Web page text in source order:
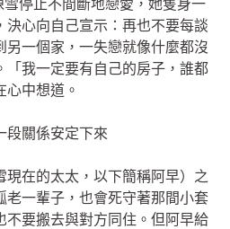
雪停止不間斷地戀愛，她隻身一
決心向自己宣示：再也不要每談
另一個家，一失戀就像什麼都沒
「我一定要有自己的房子，誰都
心中想道。
段關係安定下來
現在的太太，以下簡稱阿早）之
老一輩子，也會死守著那間小套
不要搬去與對方同住。但阿早給